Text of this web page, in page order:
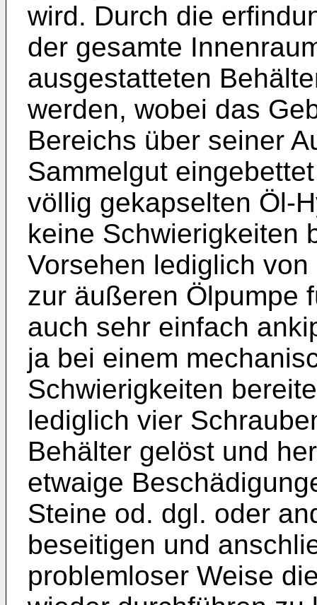
wird. Durch die
der gesamte
ausgestatteten
werden, wobei das
Bereichs über seiner
Sammelgut
völlig gekapselten Öl-
keine Schwierigkeiten
Vorsehen lediglich
zur äußeren Ölpumpe
auch sehr einfach
ja bei einem
Schwierigkeiten
lediglich vier
Behäl­ter gelöst und
etwaige
Steine od. dgl. oder
beseitigen und
problemloser Weise